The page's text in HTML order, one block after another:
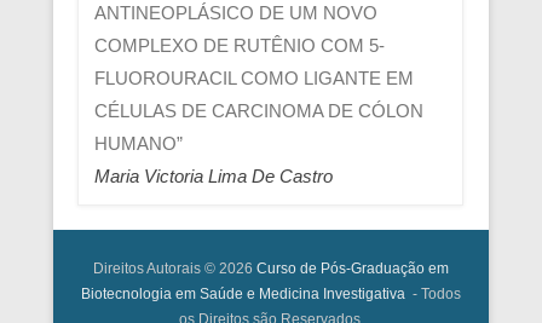
ANTINEOPLÁSICO DE UM NOVO
COMPLEXO DE RUTÊNIO COM 5-
FLUOROURACIL COMO LIGANTE EM
CÉLULAS DE CARCINOMA DE CÓLON
HUMANO”
Maria Victoria Lima De Castro
Direitos Autorais © 2026 Curso de Pós-Graduação em
Biotecnologia em Saúde e Medicina Investigativa - Todos
os Direitos são Reservados.